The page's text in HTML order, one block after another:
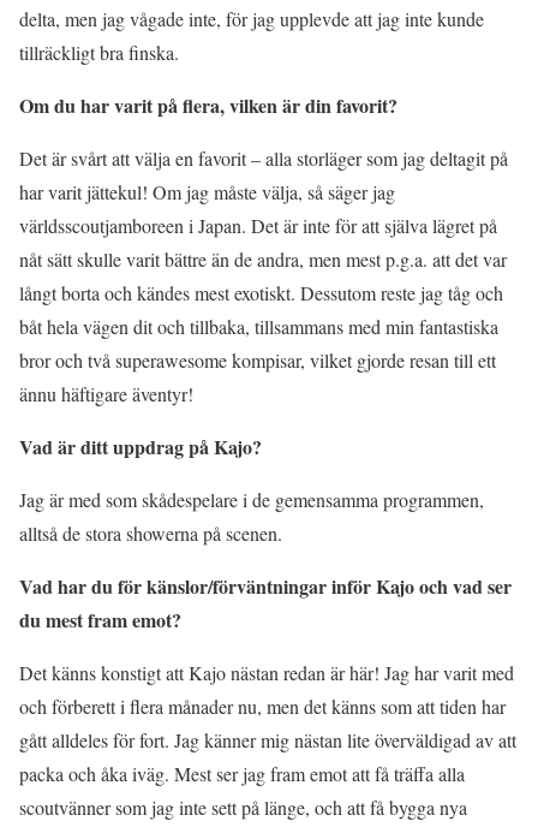
delta, men jag vågade inte, för jag upplevde att jag inte kunde
tillräckligt bra finska.
Om du har varit på flera, vilken är din favorit?
Det är svårt att välja en favorit – alla storläger som jag deltagit på
har varit jättekul! Om jag måste välja, så säger jag
världsscoutjamboreen i Japan. Det är inte för att själva lägret på
nåt sätt skulle varit bättre än de andra, men mest p.g.a. att det var
långt borta och kändes mest exotiskt. Dessutom reste jag tåg och
båt hela vägen dit och tillbaka, tillsammans med min fantastiska
bror och två superawesome kompisar, vilket gjorde resan till ett
ännu häftigare äventyr!
Vad är ditt uppdrag på Kajo?
Jag är med som skådespelare i de gemensamma programmen,
alltså de stora showerna på scenen.
Vad har du för känslor/förväntningar inför Kajo och vad ser
du mest fram emot?
Det känns konstigt att Kajo nästan redan är här! Jag har varit med
och förberett i flera månader nu, men det känns som att tiden har
gått alldeles för fort. Jag känner mig nästan lite överväldigad av att
packa och åka iväg. Mest ser jag fram emot att få träffa alla
scoutvänner som jag inte sett på länge, och att få bygga nya